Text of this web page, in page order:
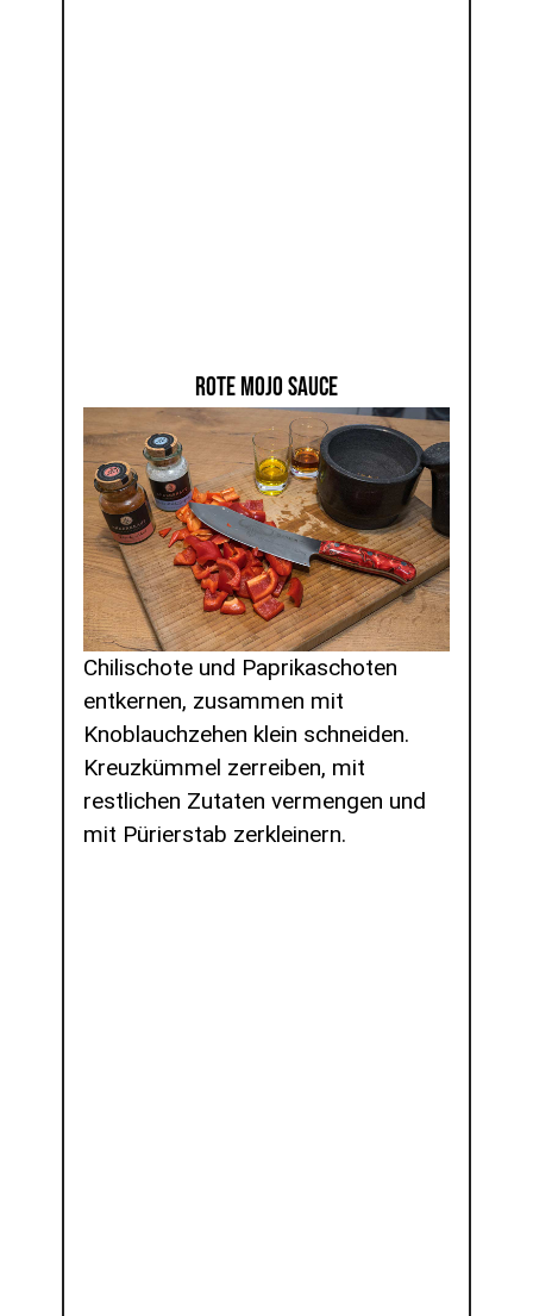
ROTE MOJO SAUCE
Chilischote und Paprikaschoten
entkernen, zusammen mit
Knoblauchzehen klein schneiden.
Kreuzkümmel zerreiben, mit
restlichen Zutaten vermengen und
mit Pürierstab zerkleinern.